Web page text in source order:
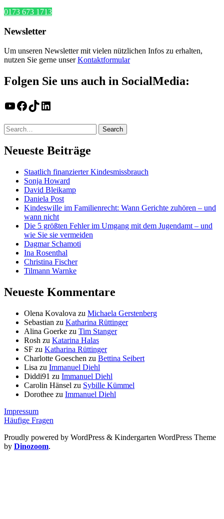
0173 673 1713
Newsletter
Um unseren Newsletter mit vielen nützlichen Infos zu erhalten,
nutzen Sie gerne unserKontaktformular
Folgen Sie uns auch in SocialMedia:
YouTube
Facebook
TikTokLinkedIn
Neueste Beiträge
Staatlich finanzierter Kindesmissbrauch
Sonja Howard
David Bleikamp
Daniela Post
Kindeswille im Familienrecht: Wann Gerichte zuhören – und
wann nicht
Die 5 größten Fehler im Umgang mit dem Jugendamt – und
wie Sie sie vermeiden
Dagmar Schamoti
Ina Rosenthal
Christina Fischer
Tilmann Warnke
Neueste Kommentare
Olena Kovalova zu Michaela Gerstenberg
Sebastian zu Katharina Rüttinger
Alina Goerke zu Tim Stanger
Rosh zu Katarina Halas
SF zu Katharina Rüttinger
Charlotte Goeschen zu Bettina Seibert
Lisa zu Immanuel Diehl
Diddi91 zu Immanuel Diehl
Carolin Hänsel zu Sybille Kümmel
Dorothee zu Immanuel Diehl
Impressum
Häufige Fragen
Proudly powered by WordPress & Kindergarten WordPress Theme
by Dinozoom.